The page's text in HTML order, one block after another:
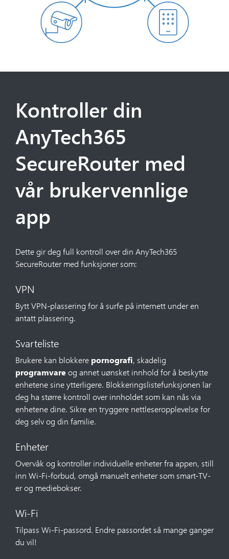
Kontroller din
AnyTech365
SecureRouter med
vår brukervennlige
app
Dette gir deg full kontroll over din AnyTech365
SecureRouter med funksjoner som:
VPN
Bytt VPN-plassering for å surfe på internett under en
antatt plassering.
Svarteliste
Brukere kan blokkere pornografi, skadelig
programvareog annet uønsket innhold for å beskytte
enhetene sine ytterligere. Blokkeringslistefunksjonen lar
deg ha større kontroll over innholdet som kan nås via
enhetene dine. Sikre en tryggere nettleseropplevelse for
deg selv og din familie.
Enheter
Overvåk og kontroller individuelle enheter fra appen, still
inn Wi-Fi-forbud, omgå manuelt enheter som smart-TV-
er og mediebokser.
Wi-Fi
Tilpass Wi-Fi-passord. Endre passordet så mange ganger
du vil!